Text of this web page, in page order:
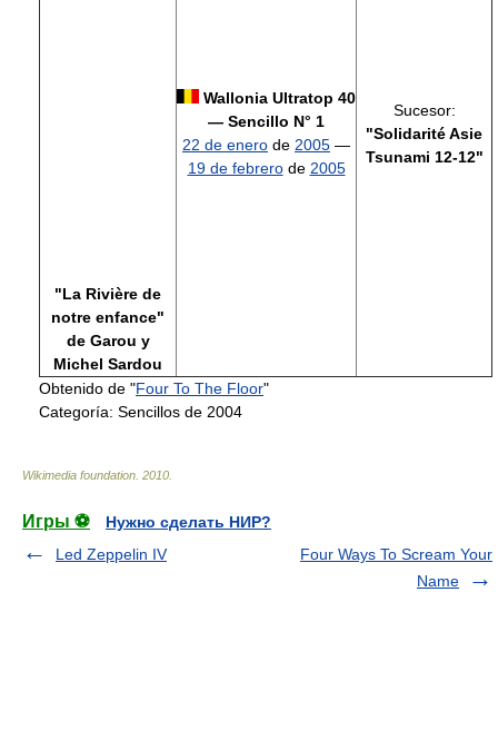
"La Rivière de
notre enfance"
de Garou y
Michel Sardou
Wallonia Ultratop 40
— Sencillo N° 1
22 de enero de 2005 —
19 de febrerode 2005
Sucesor:
"Solidarité Asie
Tsunami 12-12"
Obtenido de "Four To The Floor"
Categoría: Sencillos de 2004
Wikimedia foundation 2010
Игры ⚽
Нужно сделать НИР?
Led Zeppelin IV
Four Ways To Scream Your
Name